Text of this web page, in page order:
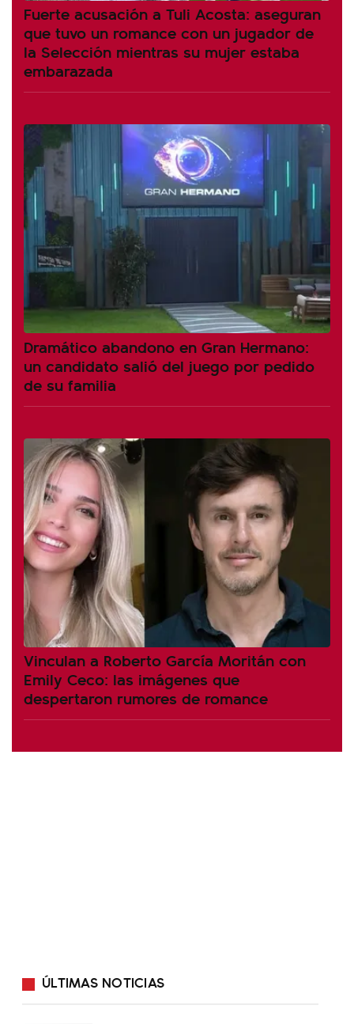
Fuerte acusación a Tuli Acosta: aseguran
que tuvo un romance con un jugador de
la Selección mientras su mujer estaba
embarazada
Dramático abandono en Gran Hermano:
un candidato salió del juego por pedido
de su familia
Vinculan a Roberto García Moritán con
Emily Ceco: las imágenes que
despertaron rumores de romance
ÚLTIMAS NOTICIAS